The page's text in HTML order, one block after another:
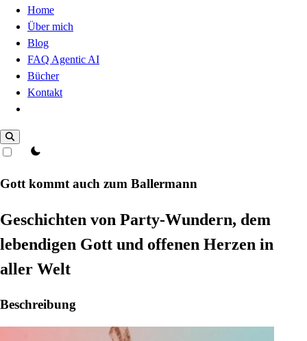
Home
Über mich
Blog
FAQ Agentic AI
Bücher
Kontakt
theme switcher
Gott kommt auch zum Ballermann
Geschichten von Party-Wundern, dem
lebendigen Gott und offenen Herzen in
aller Welt
Beschreibung